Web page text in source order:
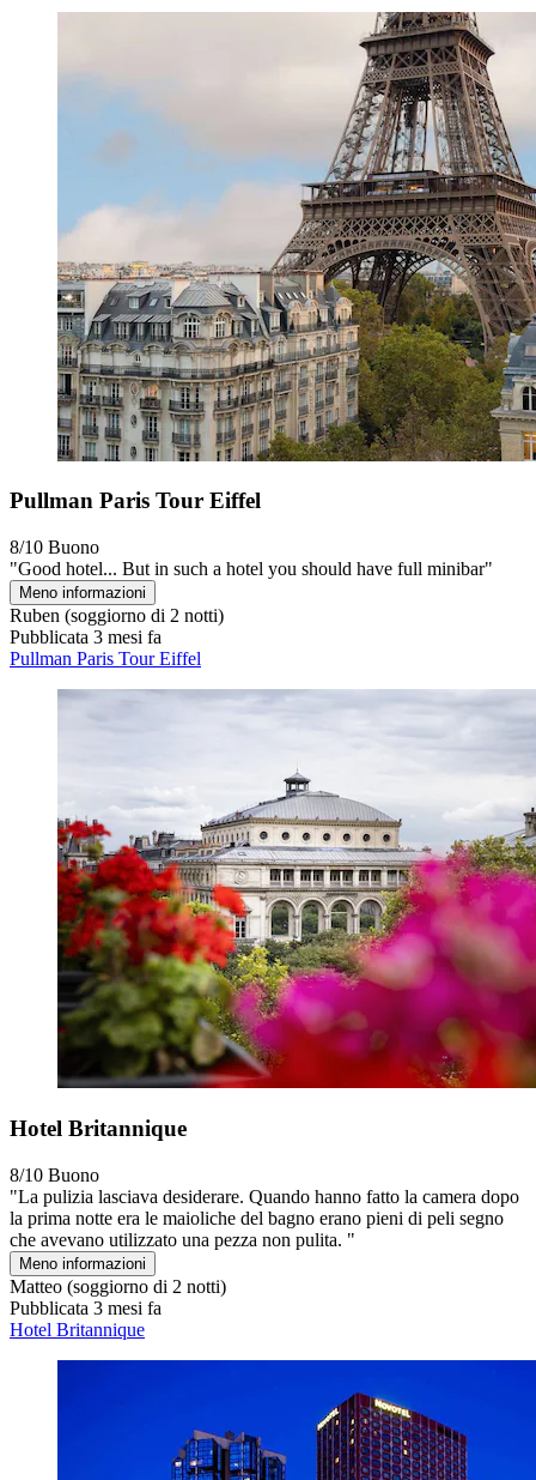
Pullman Paris Tour Eiffel
8/10 Buono
"Good hotel... But in such a hotel you should have full minibar"
Meno informazioni
Ruben (soggiorno di 2 notti)
Pubblicata 3 mesi fa
Pullman Paris Tour Eiffel
Hotel Britannique
8/10 Buono
"La pulizia lasciava desiderare. Quando hanno fatto la camera dopo
la prima notte era le maioliche del bagno erano pieni di peli segno
che avevano utilizzato una pezza non pulita. "
Meno informazioni
Matteo (soggiorno di 2 notti)
Pubblicata 3 mesi fa
Hotel Britannique